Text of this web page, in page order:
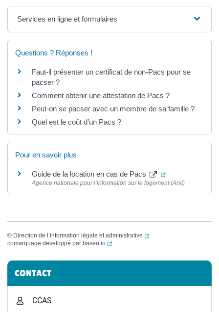
Services en ligne et formulaires
Questions ? Réponses !
Faut-il présenter un certificat de non-Pacs pour se
pacser ?
Comment obtenir une attestation de Pacs ?
Peut-on se pacser avec un membre de sa famille ?
Quel est le coût d’un Pacs ?
Pour en savoir plus
Guide de la location en cas de Pacs (ouverture dans
Agence nationale pour l’information sur le logement (Anil)
© Direction de l’information légale et administrative
(ouverture dans un
comarquage developpé par baseo.io (ouverture dans un nouvel onglet)
Informations complémentaires
CONTACT
CCAS